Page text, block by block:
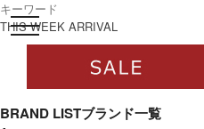
toggle navigation
ログイン
THIS WEEK ARRIVAL
BRAND LISTブランド一覧